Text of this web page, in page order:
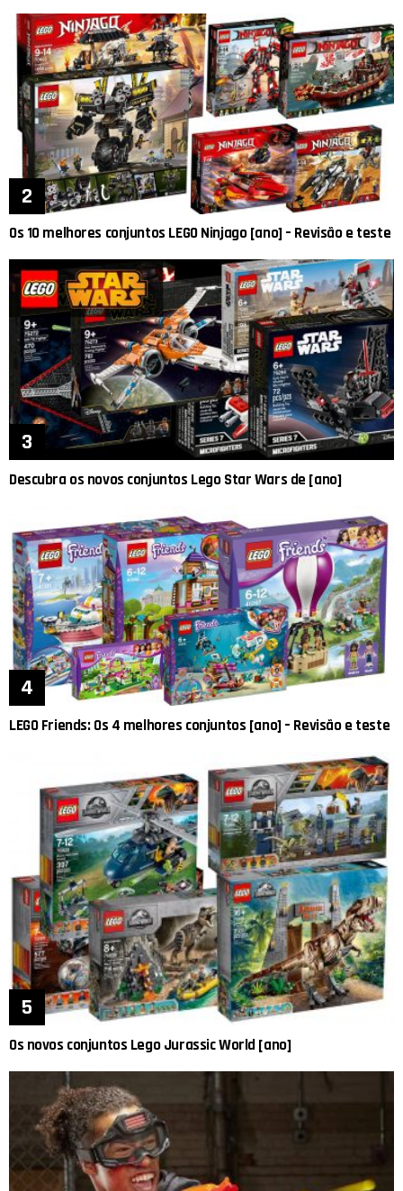
Os 10 melhores conjuntos LEGO Ninjago [ano] – Revisão e teste
Descubra os novos conjuntos Lego Star Wars de [ano]
LEGO Friends: Os 4 melhores conjuntos [ano] – Revisão e teste
Os novos conjuntos Lego Jurassic World [ano]